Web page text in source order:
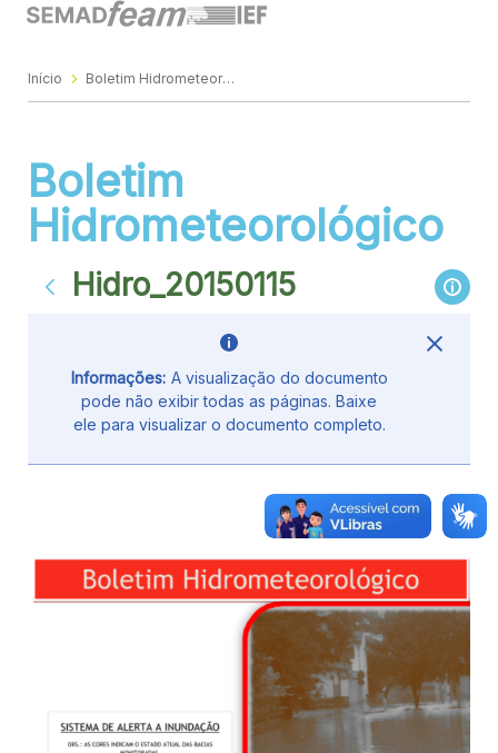
Início Boletim Hidrometeorológico
Boletim
Hidrometeorológico
Hidro_20150115
Informações: A visualização do documento
pode não exibir todas as páginas. Baixe
ele para visualizar o documento completo.